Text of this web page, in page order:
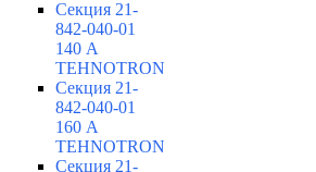
Секция 21-
842-040-01
140 А
TEHNOTRON
Секция 21-
842-040-01
160 А
TEHNOTRON
Секция 21-